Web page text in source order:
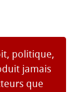
politique,
jamais
que